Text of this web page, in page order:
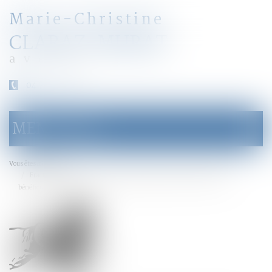
Marie-Christine
CLARAZ-MURAT
avocat
le
menu
MENU
Vous êtes ici :
bénéficiaires